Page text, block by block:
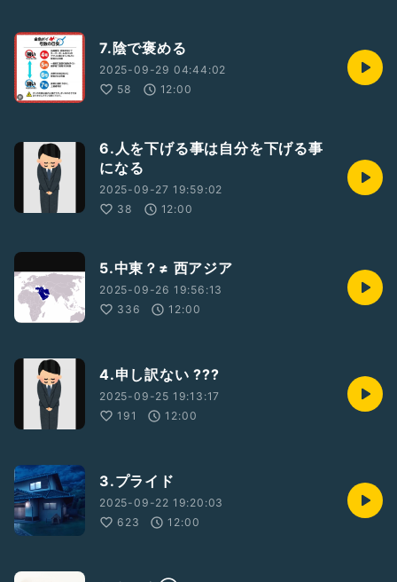
7.陰で褒める
2025-09-29 04:44:02
58
12:00
6.人を下げる事は自分を下げる事
になる
2025-09-27 19:59:02
38
12:00
5.中東？≠ 西アジア
2025-09-26 19:56:13
336
12:00
4.申し訳ない ???
2025-09-25 19:13:17
191
12:00
3.プライド
2025-09-22 19:20:03
623
12:00